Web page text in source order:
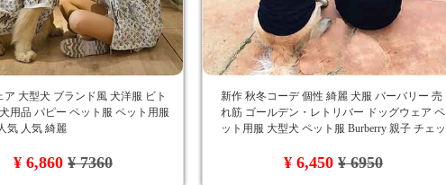
ア 大型犬 ブランド風 犬洋服 ビト
用品 パピー ペット服 ペット用服
気 人気 綺麗
¥ 6,860¥ 7360
新作 秋冬コーデ 個性 綺麗 犬服 バーバリー 売
れ筋 ゴールデン・レトリバー ドッグウェア ペ
ット用服 大型犬 ペット服 Burberry 親子 チェッ
¥ 6,450¥ 6950